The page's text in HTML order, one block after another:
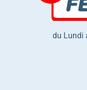
du